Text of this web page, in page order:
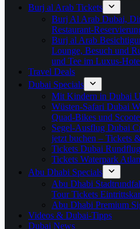
Burj al Arab Tickets
Burj Al Arab Dubai,
Restaurant-
Burj al Arab
Lounge, Besuch und
und Tee im Luxus-
Travel Deals
Dubai Specials
Mit Kindern in Dubai
Wüsten-Safari Dubai
Quad-Bikes und
Segel-Ausflug Dubai
jetzt buchen – Tickets
Tickets Dubai
Tickets Waterpark
Abu Dhabi Specials
Abu Dhabi
Tour Tickets
Abu Dhabi Premium
Videos & Dubai-Tipps
Dubai News